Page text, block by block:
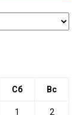
Сб Вс
1 2